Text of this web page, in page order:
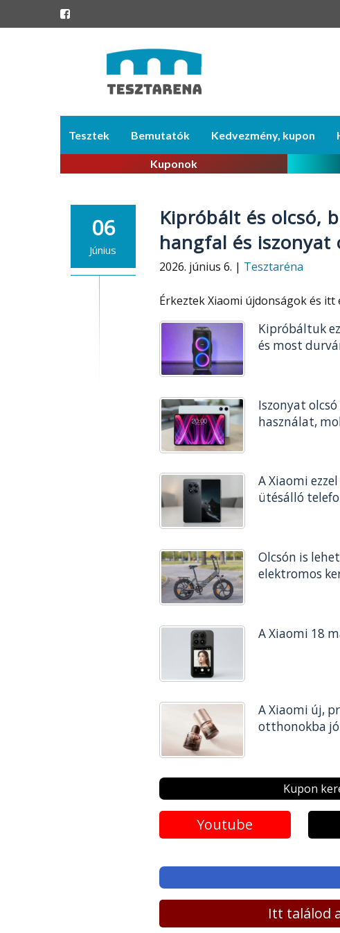
content
Tesztek Bemutatók Kedvezmény, kupon
Kuponok
06
Június
Kipróbált és olcsó,
hangfal és
2026. június 6. | Tesztaréna
Érkeztek Xiaomi újdonságok és
Kipróbáltuk
és most
Iszonyat
használat,
A Xiaomi
ütésálló
Olcsón is
elektromos
A Xiaomi 18
A Xiaomi új,
otthonokba
Kupon
Youtube
Itt találod